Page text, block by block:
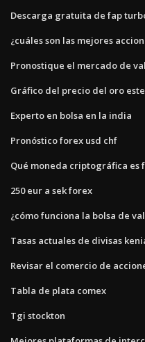
Descarga gratuita de fap
¿cuáles son las mejores
Pronostique el mercado de
Gráfico del precio del oro
Experto en bolsa en la india
Pronóstico forex usd chf
Qué moneda criptográfica es
250 eur a sek forex
¿cómo funciona la bolsa de
Tasas actuales de divisas
Revisar el comercio de
Tabla de plata comex
Tgi stockton